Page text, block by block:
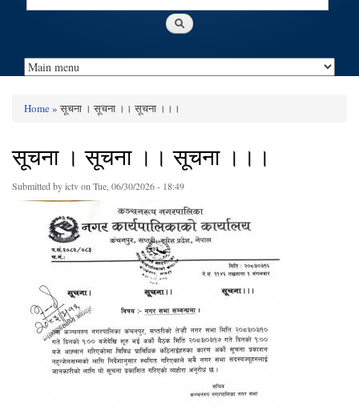
You are here
Home» सूचना । सूचना ।। सूचना ।।।
सूचना । सूचना ।। सूचना ।।।
Submitted byictvon Tue, 06/30/2026 - 18:49